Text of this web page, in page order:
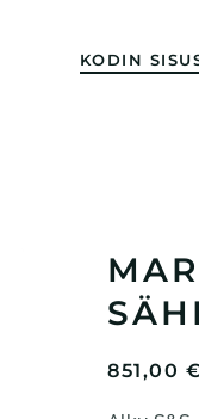
KODIN
851,00